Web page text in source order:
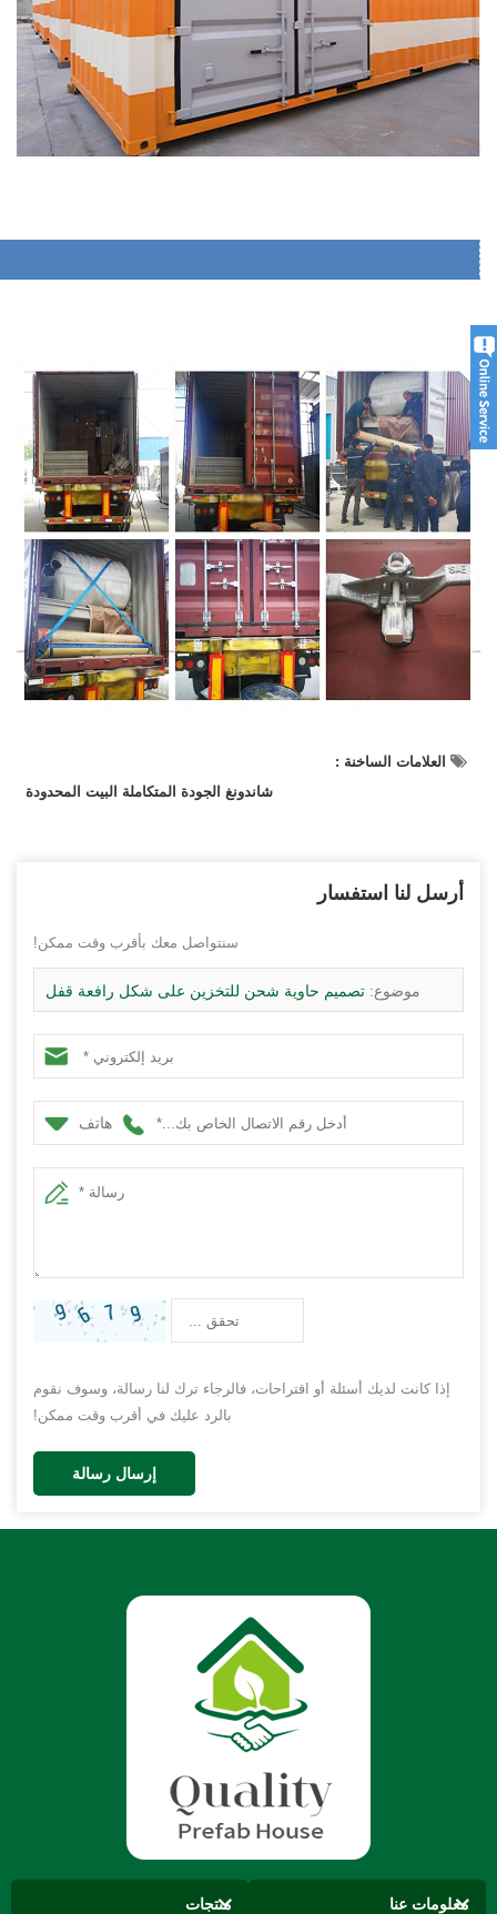
العلامات الساخنة :
شاندونغ الجودة المتكاملة البيت المحدودة
أرسل لنا استفسار
سنتواصل معك بأقرب وقت ممكن!
موضوع: تصميم حاوية شحن للتخزين على شكل رافعة قفل
للباب
هاتف
إذا كانت لديك أسئلة أو اقتراحات، فالرجاء ترك لنا رسالة، وسوف نقوم
بالرد عليك في أقرب وقت ممكن!
إرسال رسالة
معلومات عنا منتجات